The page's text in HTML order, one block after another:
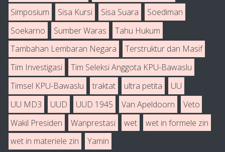
Simposium
Sisa Kursi Sisa Suara
Soediman
Soekarno
Sumber Waras
Tahu Hukum
Tambahan Lembaran Negara
Terstruktur dan Masif
Tim Investigasi
Tim Seleksi Anggota KPU-Bawaslu
Timsel KPU-Bawaslu
traktat ultra petita
UU
UU MD3
UUD UUD 1945 Van Apeldoorn
Veto
Wakil Presiden
Wanprestasi wet
wet in formele zin
wet in materiele zin
Yamin